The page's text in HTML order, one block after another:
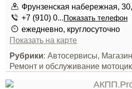
Фрунзенская набережная,
+7 (910) 0...Показать телефон
ежедневно, круглосуточно
Показать на карте
Рубрики: Автосервисы,
Ремонт и обслуживание